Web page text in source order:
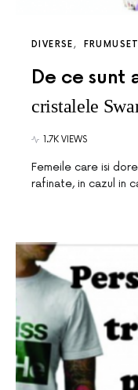
DIVERSE
De ce sunt
cristalele
1.7K VIEWS
Femeile care isi
rafinate, in cazul in